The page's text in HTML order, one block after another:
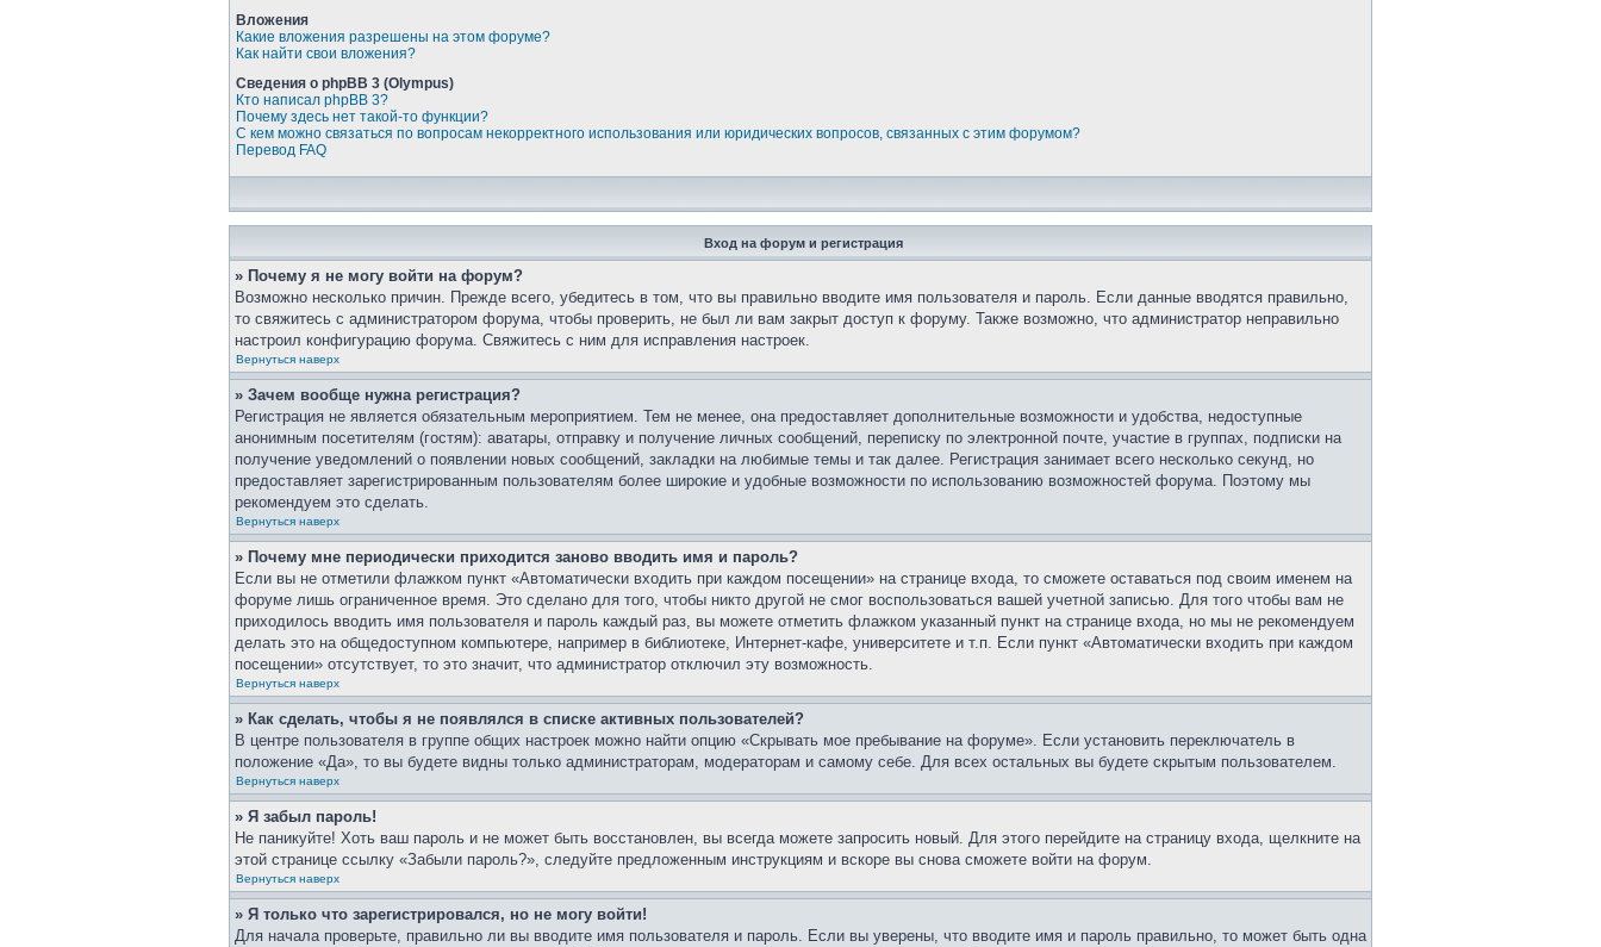
Вложения
Какие вложения разрешены на этом форуме?
Как найти свои вложения?
Сведения о phpBB 3 (Olympus)
Кто написал phpBB 3?
Почему здесь нет такой-то функции?
С кем можно связаться по вопросам некорректного использования или юридических вопросов, связанных с этим форумом?
Перевод FAQ
Вход на форум и регистрация
» Почему я не могу войти на форум?
Возможно несколько причин. Прежде всего, убедитесь в том, что вы правильно вводите имя пользователя и пароль. Если данные вводятся правильно,
то свяжитесь с администратором форума, чтобы проверить, не был ли вам закрыт доступ к форуму. Также возможно, что администратор неправильно
настроил конфигурацию форума. Свяжитесь с ним для исправления настроек.
Вернуться наверх
» Зачем вообще нужна регистрация?
Регистрация не является обязательным мероприятием. Тем не менее, она предоставляет дополнительные возможности и удобства, недоступные
анонимным посетителям (гостям): аватары, отправку и получение личных сообщений, переписку по электронной почте, участие в группах, подписки на
получение уведомлений о появлении новых сообщений, закладки на любимые темы и так далее. Регистрация занимает всего несколько секунд, но
предоставляет зарегистрированным пользователям более широкие и удобные возможности по использованию возможностей форума. Поэтому мы
рекомендуем это сделать.
Вернуться наверх
» Почему мне периодически приходится заново вводить имя и пароль?
Если вы не отметили флажком пункт «Автоматически входить при каждом посещении» на странице входа, то сможете оставаться под своим именем на
форуме лишь ограниченное время. Это сделано для того, чтобы никто другой не смог воспользоваться вашей учетной записью. Для того чтобы вам не
приходилось вводить имя пользователя и пароль каждый раз, вы можете отметить флажком указанный пункт на странице входа, но мы не рекомендуем
делать это на общедоступном компьютере, например в библиотеке, Интернет-кафе, университете и т.п. Если пункт «Автоматически входить при каждом
посещении» отсутствует, то это значит, что администратор отключил эту возможность.
Вернуться наверх
» Как сделать, чтобы я не появлялся в списке активных пользователей?
В центре пользователя в группе общих настроек можно найти опцию «Скрывать мое пребывание на форуме». Если установить переключатель в
положение «Да», то вы будете видны только администраторам, модераторам и самому себе. Для всех остальных вы будете скрытым пользователем.
Вернуться наверх
» Я забыл пароль!
Не паникуйте! Хоть ваш пароль и не может быть восстановлен, вы всегда можете запросить новый. Для этого перейдите на страницу входа, щелкните на
этой странице ссылку «Забыли пароль?», следуйте предложенным инструкциям и вскоре вы снова сможете войти на форум.
Вернуться наверх
» Я только что зарегистрировался, но не могу войти!
Для начала проверьте, правильно ли вы вводите имя пользователя и пароль. Если вы уверены, что вводите имя и пароль правильно, то может быть одна